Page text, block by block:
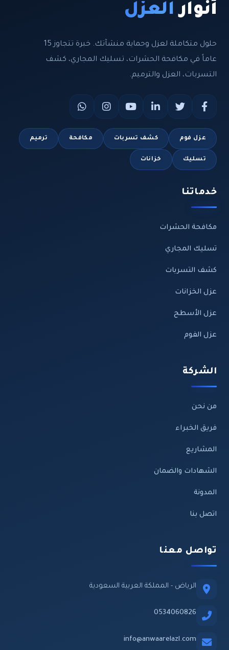
أنوار العزل
حلول متكاملة لعزل وحماية منشآتك. خبرة تتجاوز 15
عاماً في مكافحة الحشرات، تسليك المجاري، كشف
التسربات، العزل والترميم.
عزل فوم كشف تسربات مكافحة ترميم
تسليك خزانات
خدماتنا
مكافحة الحشرات
تسليك المجاري
كشف التسربات
عزل الخزانات
عزل الأسطح
عزل الفوم
الشركة
من نحن
فريق الخبراء
المشاريع
الشهادات والضمان
المدونة
اتصل بنا
تواصل معنا
الرياض - المملكة العربية السعودية
0534060826
info@anwaarelazl.com